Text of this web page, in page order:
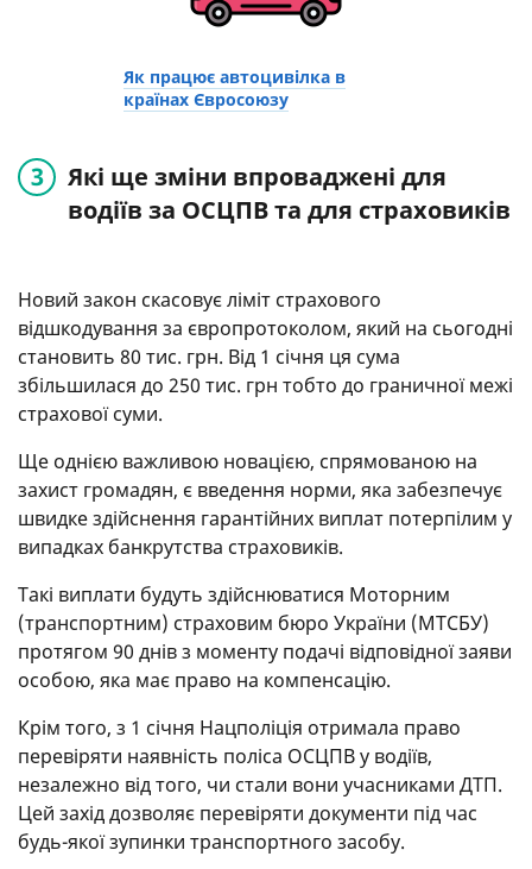
Як працює автоцивілка в
країнах Євросоюзу
Які ще зміни впроваджені для
водіїв за ОСЦПВ та для страховиків
Новий закон скасовує ліміт страхового
відшкодування за європротоколом, який на сьогодні
становить 80 тис. грн. Від 1 січня ця сума
збільшилася до 250 тис. грн тобто до граничної межі
страхової суми.
Ще однією важливою новацією, спрямованою на
захист громадян, є введення норми, яка забезпечує
швидке здійснення гарантійних виплат потерпілим у
випадках банкрутства страховиків.
Такі виплати будуть здійснюватися Моторним
(транспортним) страховим бюро України (МТСБУ)
протягом 90 днів з моменту подачі відповідної заяви
особою, яка має право на компенсацію.
Крім того, з 1 січня Нацполіція отримала право
перевіряти наявність поліса ОСЦПВ у водіїв,
незалежно від того, чи стали вони учасниками ДТП.
Цей захід дозволяє перевіряти документи під час
будь-якої зупинки транспортного засобу.